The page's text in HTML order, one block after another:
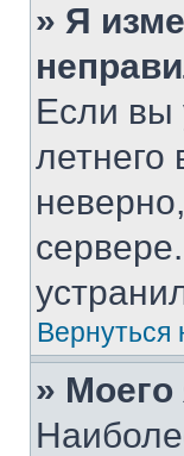
» Я
Если вы
летнего
Вернуться
» Моего